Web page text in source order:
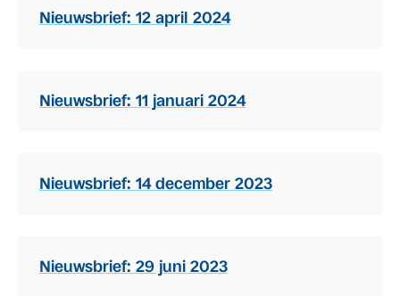
Nieuwsbrief: 12 april 2024
Nieuwsbrief: 11 januari 2024
Nieuwsbrief: 14 december 2023
Nieuwsbrief: 29 juni 2023